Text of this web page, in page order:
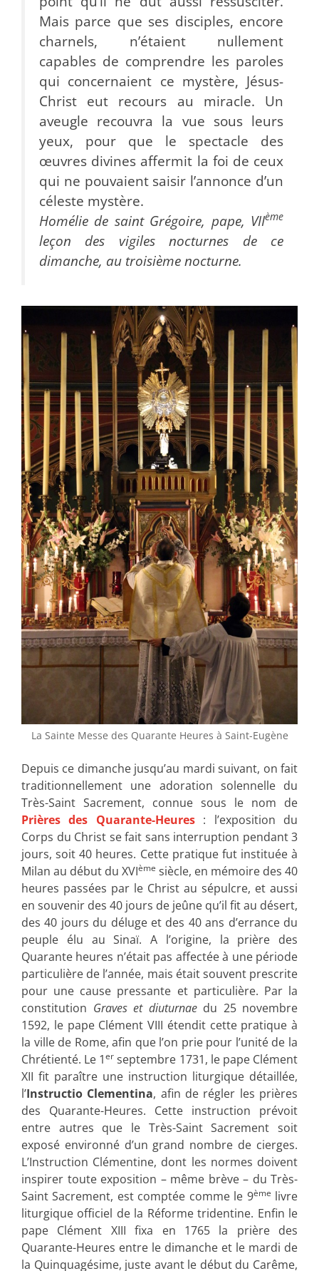
Mais parce que ses disciples, encore
charnels, n’étaient nullement
capables de comprendre les paroles
qui concernaient ce mystère, Jésus-
Christ eut recours au miracle. Un
aveugle recouvra la vue sous leurs
yeux, pour que le spectacle des
œuvres divines affermit la foi de ceux
qui ne pouvaient saisir l’annonce d’un
céleste mystère.
Homélie de saint Grégoire, pape, VIIème
leçon des vigiles nocturnes de ce
dimanche, au troisième nocturne.
La Sainte Messe des Quarante Heures à Saint-Eugène
Depuis ce dimanche jusqu’au mardi suivant, on fait
traditionnellement une adoration solennelle du
Très-Saint Sacrement, connue sous le nom de
Prières des Quarante-Heures: l’exposition du
Corps du Christ se fait sans interruption pendant 3
jours, soit 40 heures. Cette pratique fut instituée à
Milan au début du XVIème siècle, en mémoire des 40
heures passées par le Christ au sépulcre, et aussi
en souvenir des 40 jours de jeûne qu’il fit au désert,
des 40 jours du déluge et des 40 ans d’errance du
peuple élu au Sinaï. A l’origine, la prière des
Quarante heures n’était pas affectée à une période
particulière de l’année, mais était souvent prescrite
pour une cause pressante et particulière. Par la
constitution Graves et diuturnaedu 25 novembre
1592, le pape Clément VIII étendit cette pratique à
la ville de Rome, afin que l’on prie pour l’unité de la
Chrétienté. Le 1er septembre 1731, le pape Clément
XII fit paraître une instruction liturgique détaillée,
l’Instructio Clementina, afin de régler les prières
des Quarante-Heures. Cette instruction prévoit
entre autres que le Très-Saint Sacrement soit
exposé environné d’un grand nombre de cierges.
L’Instruction Clémentine, dont les normes doivent
inspirer toute exposition – même brève – du Très-
Saint Sacrement, est comptée comme le 9ème livre
liturgique officiel de la Réforme tridentine. Enfin le
pape Clément XIII fixa en 1765 la prière des
Quarante-Heures entre le dimanche et le mardi de
la Quinquagésime, juste avant le début du Carême,